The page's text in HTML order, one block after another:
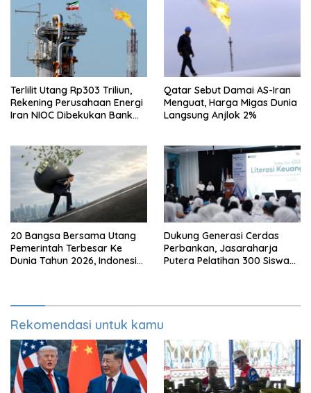
Terlilit Utang Rp303 Triliun,
Rekening Perusahaan Energi
Iran NIOC Dibekukan Bank
Qatar Sebut Damai AS-Iran
Menguat, Harga Migas Dunia
Langsung Anjlok 2%
20 Bangsa Bersama Utang
Pemerintah Terbesar Ke
Dunia Tahun 2026, Indonesia
Dukung Generasi Cerdas
Perbankan, Jasaraharja
Putera Pelatihan 300 Siswa
Rekomendasi untuk kamu